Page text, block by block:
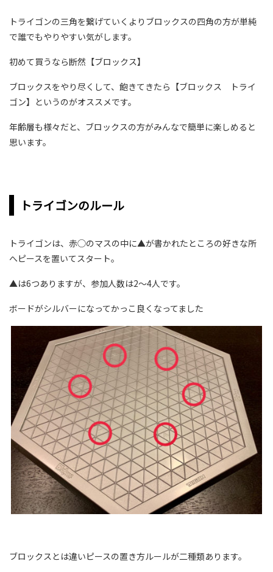
トライゴンの三角を繋げていくよりブロックスの四角の方が単純
で誰でもやりやすい気がします。
初めて買うなら断然【ブロックス】
ブロックスをやり尽くして、飽きてきたら【ブロックス トライ
ゴン】というのがオススメです。
年齢層も様々だと、ブロックスの方がみんなで簡単に楽しめると
思います。
トライゴンのルール
トライゴンは、赤◯のマスの中に▲が書かれたところの好きな所
へピースを置いてスタート。
▲は6つありますが、参加人数は2〜4人です。
ボードがシルバーになってかっこ良くなってました
ブロックスとは違いピースの置き方ルールが二種類あります。